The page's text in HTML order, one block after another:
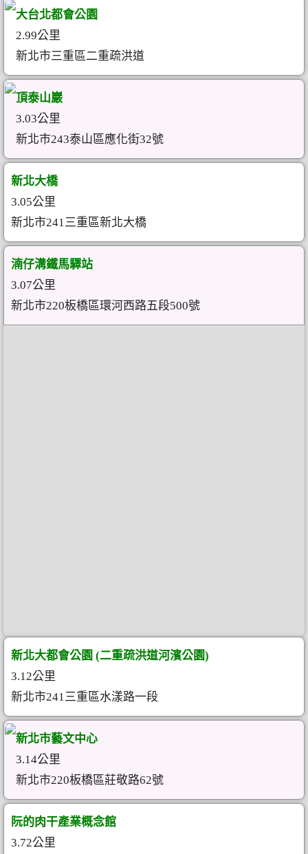
大台北都會公園
2.99公里
新北市三重區二重疏洪道
頂泰山巖
3.03公里
新北市243泰山區應化街32號
新北大橋
3.05公里
新北市241三重區新北大橋
湳仔溝鐵馬驛站
3.07公里
新北市220板橋區環河西路五段500號
新北大都會公園 (二重疏洪道河濱公園)
3.12公里
新北市241三重區水漾路一段
新北市藝文中心
3.14公里
新北市220板橋區莊敬路62號
阮的肉干產業概念館
3.72公里